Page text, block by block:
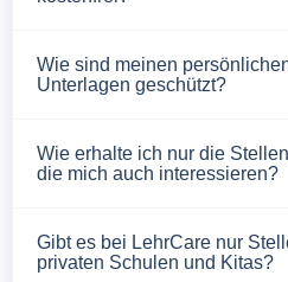
Wie sind meinen
Unterlagen geschützt?
Wie erhalte ich nur die
die mich auch interessieren?
Gibt es bei LehrCare nur
privaten Schulen und Kitas?